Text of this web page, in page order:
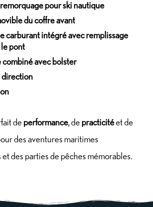
pour ski nautique
du coffre avant
carburant intégré avec remplissage
pont
combiné avec bolster
direction
de performance, de practicitéet de
des aventures maritimes
des parties de pêches mémorables.